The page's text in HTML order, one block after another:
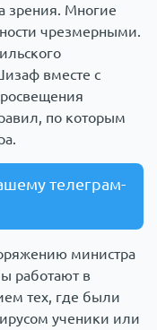
зрения. Многие
чрезмерными.
вместе с
по которым
телеграм-
министра
работают в
тех, где были
ученики или